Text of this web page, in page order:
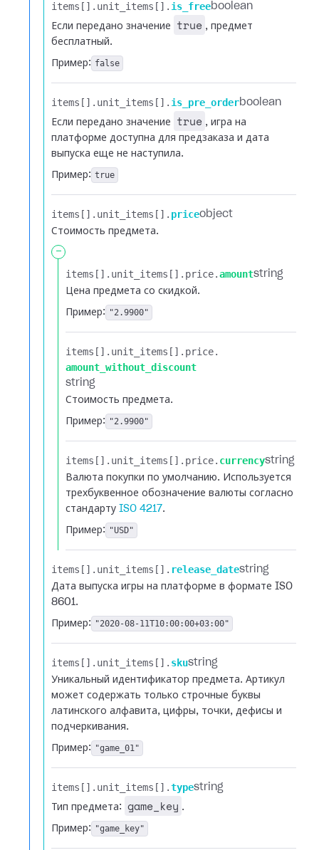
items[].​ unit_items[].​ is_freeboolean
Если передано значение
true , предмет
бесплатный.
Пример: false
items[].​ unit_items[].​ is_pre_orderboolean
Если передано значение
true , игра на
платформе доступна для предзаказа и дата
выпуска еще не наступила.
Пример: true
items[].​ unit_items[].​ priceobject
Стоимость предмета.
-
items[].​ unit_items[].​ price.​amountstring
Цена предмета со скидкой.
Пример: "2.9900"
items[].​ unit_items[].​ price.​
amount_without_discount
string
Стоимость предмета.
Пример: "2.9900"
items[].​ unit_items[].​ price.​ currencystring
Валюта покупки по умолчанию. Используется
трехбуквенное обозначение валюты согласно
стандарту ISO 4217.
Пример: "USD"
items[].​ unit_items[].​ release_datestring
Дата выпуска игры на платформе в формате ISO
8601.
Пример: "2020-08-11T10:00:00+03:00"
items[].​ unit_items[].​ skustring
Уникальный идентификатор предмета. Артикул
может содержать только строчные буквы
латинского алфавита, цифры, точки, дефисы и
подчеркивания.
Пример: "game_01"
items[].​ unit_items[].​typestring
Тип предмета:
game_key .
Пример: "game_key"